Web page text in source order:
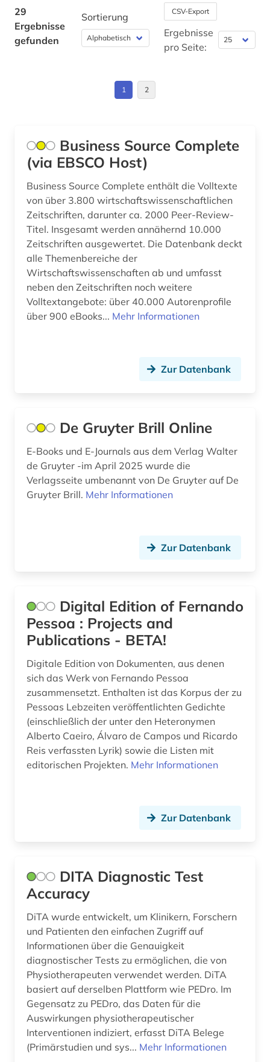
ricardo reis (1)
sonderpädagogik (1)
sozialwissenschaften (2)
soziologie (1)
sport (6)
sportpolitik (1)
the washington post (1)
trainingswissenschaft (1)
unternehmen (1)
usa (2)
vorschulerziehung (1)
walter de gruyter (1)
werke (1)
wirtschaftswissenschaften (3)
zeitschrift (2)
zeitschriftenaufsatz (2)
zeitung (2)
29
Ergebnisse
gefunden
Sortierung CSV-Export
Ergebnisse
pro Seite:
1 2
Business Source Complete
(via EBSCO Host)
Business Source Complete enthält die Volltexte
von über 3.800 wirtschaftswissenschaftlichen
Zeitschriften, darunter ca. 2000 Peer-Review-
Titel. Insgesamt werden annähernd 10.000
Zeitschriften ausgewertet. Die Datenbank deckt
alle Themenbereiche der
Wirtschaftswissenschaften ab und umfasst
neben den Zeitschriften noch weitere
Volltextangebote: über 40.000 Autorenprofile
über 900 eBooks... Mehr Informationen
Zur Datenbank
De Gruyter Brill Online
E-Books und E-Journals aus dem Verlag Walter
de Gruyter -im April 2025 wurde die
Verlagsseite umbenannt von De Gruyter auf De
Gruyter Brill. Mehr Informationen
Zur Datenbank
Digital Edition of Fernando
Pessoa : Projects and
Publications - BETA!
Digitale Edition von Dokumenten, aus denen
sich das Werk von Fernando Pessoa
zusammensetzt. Enthalten ist das Korpus der zu
Pessoas Lebzeiten veröffentlichten Gedichte
(einschließlich der unter den Heteronymen
Alberto Caeiro, Álvaro de Campos und Ricardo
Reis verfassten Lyrik) sowie die Listen mit
editorischen Projekten. Mehr Informationen
Zur Datenbank
DITA Diagnostic Test
Accuracy
DiTA wurde entwickelt, um Klinikern, Forschern
und Patienten den einfachen Zugriff auf
Informationen über die Genauigkeit
diagnostischer Tests zu ermöglichen, die von
Physiotherapeuten verwendet werden. DiTA
basiert auf derselben Plattform wie PEDro. Im
Gegensatz zu PEDro, das Daten für die
Auswirkungen physiotherapeutischer
Interventionen indiziert, erfasst DiTA Belege
(Primärstudien und sys... Mehr Informationen